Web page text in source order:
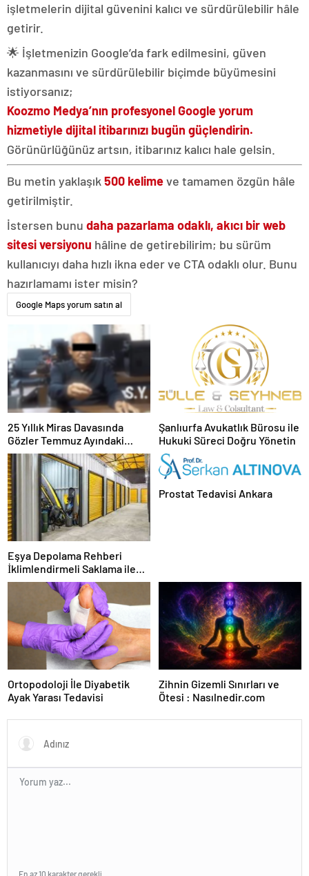
işletmelerin dijital güvenini kalıcı ve sürdürülebilir hâle
getirir.
🌟 İşletmenizin Google’da fark edilmesini, güven
kazanmasını ve sürdürülebilir biçimde büyümesini
istiyorsanız;
Koozmo Medya’nın profesyonel Google yorum
hizmetiyle dijital itibarınızı bugün güçlendirin.
Görünürlüğünüz artsın, itibarınız kalıcı hale gelsin.
Bu metin yaklaşık 500 kelimeve tamamen özgün hâle
getirilmiştir.
İstersen bunu daha pazarlama odaklı, akıcı bir web
sitesi versiyonu hâline de getirebilirim; bu sürüm
kullanıcıyı daha hızlı ikna eder ve CTA odaklı olur. Bunu
hazırlamamı ister misin?
Google Maps yorum satın al
25 Yıllık Miras Davasında
Gözler Temmuz Ayındaki
Karar Duruşmasına Çevrildi
Şanlıurfa Avukatlık Bürosu ile
Hukuki Süreci Doğru Yönetin
Eşya Depolama Rehberi
İklimlendirmeli Saklama ile
Güvenli Kullanım
Prostat Tedavisi Ankara
Ortopodoloji İle Diyabetik
Ayak Yarası Tedavisi
Zihnin Gizemli Sınırları ve
Ötesi : Nasılnedir.com